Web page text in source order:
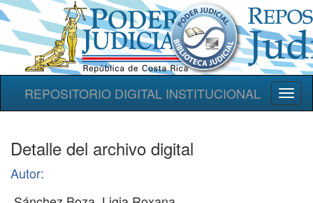
REPOSITORIO DIGITAL INSTITUCIONAL
Detalle del archivo digital
Autor: